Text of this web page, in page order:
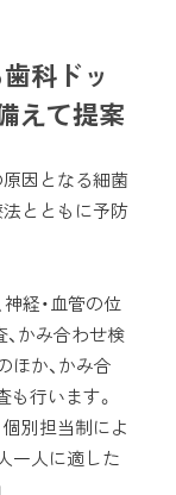
科ドッ
えて提案
因となる細菌
とともに予防
経・血管の位
かみ合わせ検
ほか、かみ合
行います。
別担当制によ
一人に適した